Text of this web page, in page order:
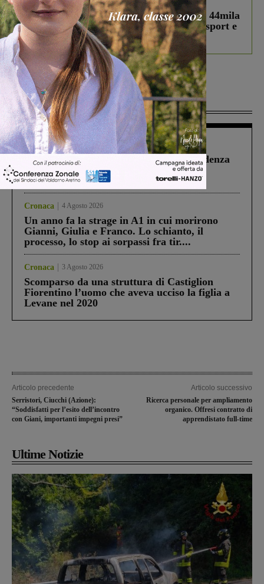
Estra Notizie agosto: Smart Cities, oltre 44mila
studenti coinvolti, torna il bando per lo sport e
debutta il podcast Estrair
Più lette
Figline Incisa Valdarno 1 Agosto 2026
Piscina di Figline finanziata oltre la scadenza
Pnrr, il gruppo di Fratelli d’Italia: “Un
ringraziamento al Governo”
Cronaca 4 Agosto 2026
Un anno fa la strage in A1 in cui morirono
Gianni, Giulia e Franco. Lo schianto, il
processo, lo stop ai sorpassi fra tir....
Cronaca 3 Agosto 2026
Scomparso da una struttura di Castiglion
Fiorentino l’uomo che aveva ucciso la figlia a
Levane nel 2020
Articolo precedente
Serristori, Ciucchi (Azione):
“Soddisfatti per l’esito dell’incontro
con Giani, importanti impegni presi”
Articolo successivo
Ricerca personale per ampliamento
organico. Offresi contratto di
apprendistato full-time
Ultime Notizie